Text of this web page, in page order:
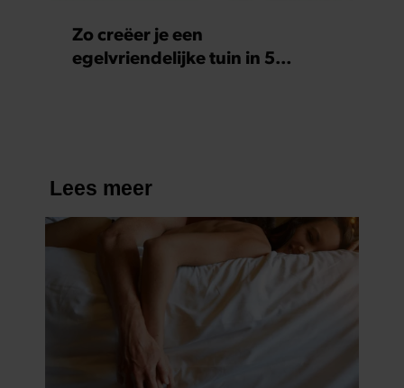
Zo creëer je een
egelvriendelijke tuin in 5